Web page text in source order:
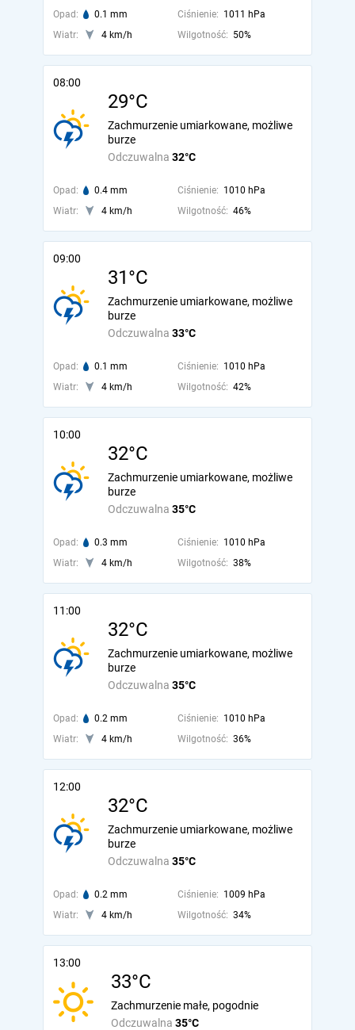
Opad: 0.1 mm Ciśnienie: 1011 hPa
Wiatr:
4 km/h Wilgotność: 50%
08:00
29°C
Odczuwalna 32°C
Zachmurzenie umiarkowane, możliwe
burze
Opad: 0.4 mm Ciśnienie: 1010 hPa
Wiatr:
4 km/h Wilgotność: 46%
09:00
31°C
Odczuwalna 33°C
Zachmurzenie umiarkowane, możliwe
burze
Opad: 0.1 mm Ciśnienie: 1010 hPa
Wiatr:
4 km/h Wilgotność: 42%
10:00
32°C
Odczuwalna 35°C
Zachmurzenie umiarkowane, możliwe
burze
Opad: 0.3 mm Ciśnienie: 1010 hPa
Wiatr:
4 km/h Wilgotność: 38%
11:00
32°C
Odczuwalna 35°C
Zachmurzenie umiarkowane, możliwe
burze
Opad: 0.2 mm Ciśnienie: 1010 hPa
Wiatr:
4 km/h Wilgotność: 36%
12:00
32°C
Odczuwalna 35°C
Zachmurzenie umiarkowane, możliwe
burze
Opad: 0.2 mm Ciśnienie: 1009 hPa
Wiatr:
4 km/h Wilgotność: 34%
13:00
33°C
Odczuwalna 35°C
Zachmurzenie małe, pogodnie